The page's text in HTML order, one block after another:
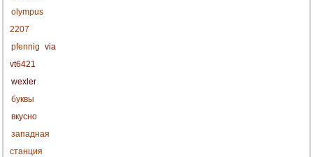
olympus
2207
pfennig via
vt6421
wexler
буквы
вкусно
западная
станция